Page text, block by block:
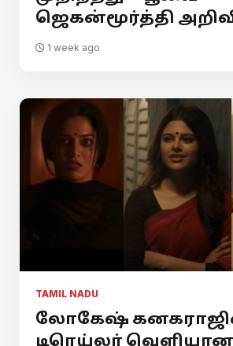
ஜெகன்மூர்த்தி
1 week ago
TAMIL NADU
லோகேஷ் கனகராஜின்
டிரெய்லர்